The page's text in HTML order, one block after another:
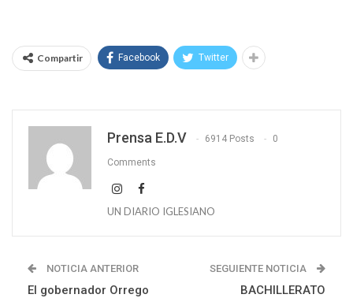
Compartir Facebook Twitter
Prensa E.D.V 6914 Posts 0
Comments
UN DIARIO IGLESIANO
NOTICIA ANTERIOR
El gobernador Orrego
SEGUIENTE NOTICIA
BACHILLERATO